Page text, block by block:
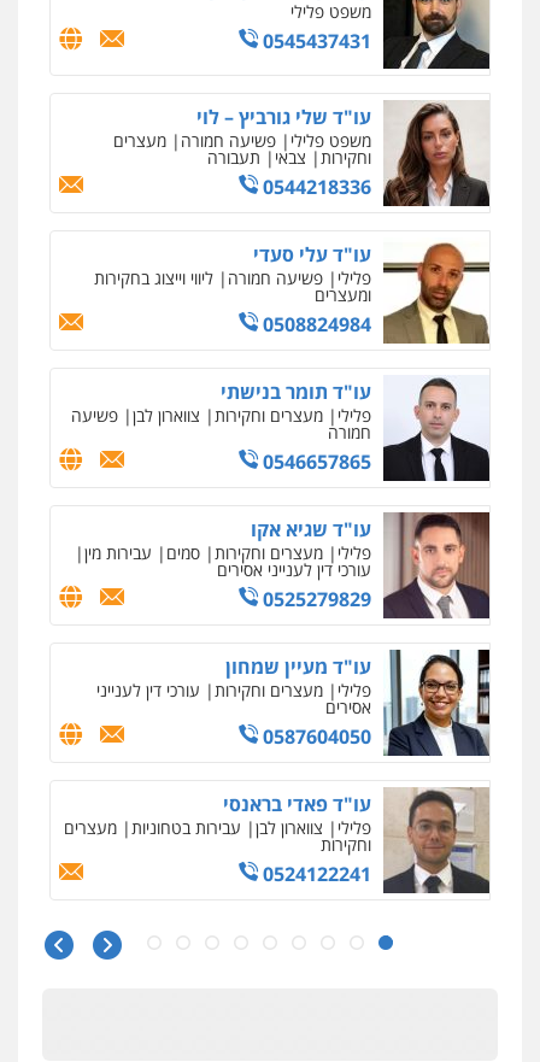
עו"ד מעיין שמחון
פלילי מעצרים וחקירות עורכי דין לענייני
אסירים
0587604050
עו"ד פאדי בראנסי
פלילי צווארון לבן עבירות בטחוניות מעצרים
וחקירות
0524122241
עו"ד אלינור טל
עבירות פליליות משפט מנהלי
אסירים ועדות שחרורים
0523823782
עו"ד אמיר כהן
פלילי מעצרים וחקירות
0537470000
עו"ד רויטל סבג שקד
פלילי פשיעה חמורה אמצעי לחימה
אלימות עורכי דין לענייני אסירים
0528615306
עו"ד רועי אטיאס
משפט פלילי פשיעה חמורה צווארון לבן
525043999
עו"ד אסף כהן
פלילי פשיעה חמורה
מעצרים וחקירות
0526555488